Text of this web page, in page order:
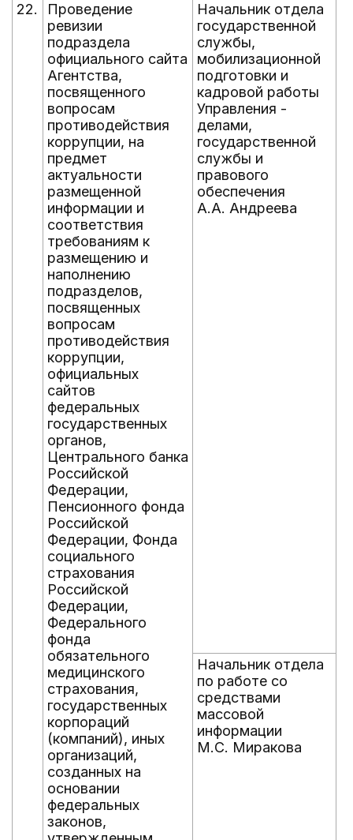
22.
Проведение
ревизии
подраздела
официального сайта
Агентства,
посвященного
вопросам
противодействия
коррупции, на
предмет
актуальности
размещенной
информации и
соответствия
требованиям к
размещению и
наполнению
подразделов,
посвященных
вопросам
противодействия
коррупции,
официальных
сайтов
федеральных
государственных
органов,
Центрального банка
Российской
Федерации,
Пенсионного фонда
Российской
Федерации, Фонда
социального
страхования
Российской
Федерации,
Федерального
фонда
обязательного
медицинского
страхования,
государственных
корпораций
(компаний), иных
организаций,
созданных на
основании
федеральных
законов,
Начальник отдела
государственной
службы,
мобилизационной
подготовки и
кадровой работы
Управления -
делами,
государственной
службы и
правового
обеспечения
А.А. Андреева
Начальник отдела
по работе со
средствами
массовой
информации
М.С. Миракова